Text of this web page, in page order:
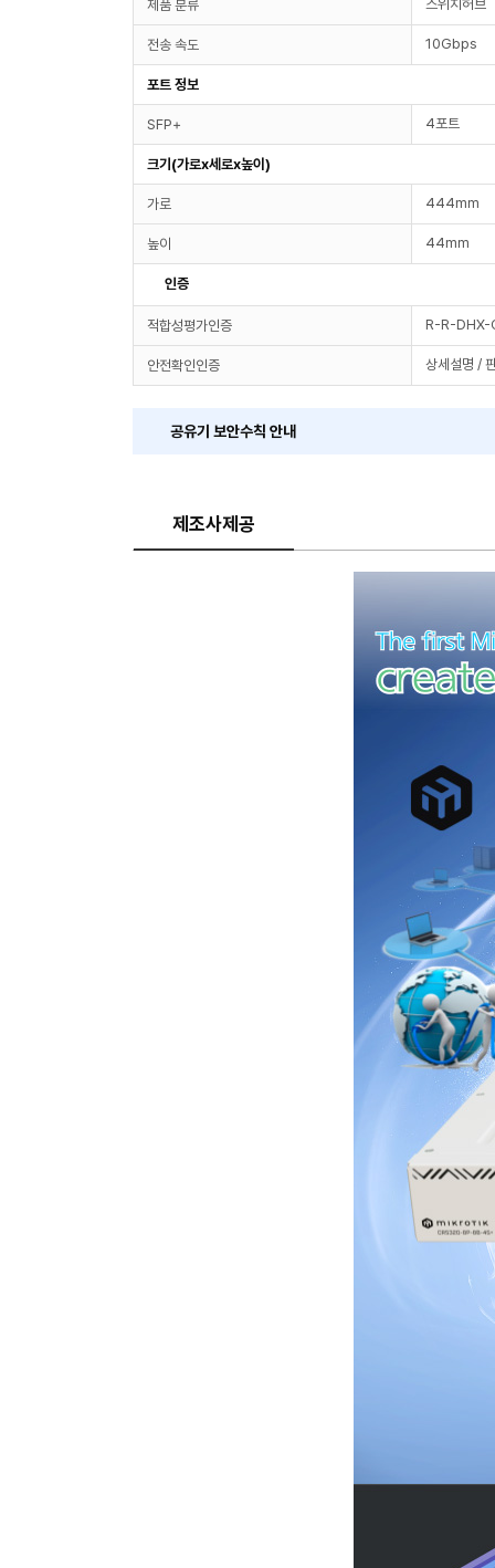
제품 분류 스위치허브
전송 속도 10Gbps
포트 정보
SFP+ 4포트
크기(가로x세로x높이)
가로 444mm
높이 44mm
인증
적합성평가인증 R-R-
안전확인인증 상세설명 /
공유기 보안수칙 안내
제조사제공